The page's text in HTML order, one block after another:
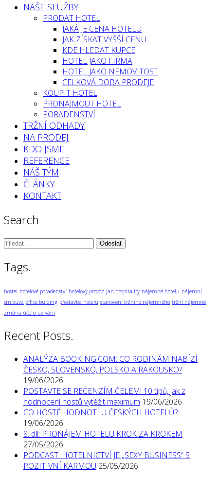
NAŠE SLUŽBY
PRODAT HOTEL
JAKÁ JE CENA HOTELU
JAK ZÍSKAT VYŠŠÍ CENU
KDE HLEDAT KUPCE
HOTEL JAKO FIRMA
HOTEL JAKO NEMOVITOST
CELKOVÁ DOBA PRODEJE
KOUPIT HOTEL
PRONAJMOUT HOTEL
PORADENSTVÍ
TRŽNÍ ODHADY
NA PRODEJ
KDO JSME
REFERENCE
NÁŠ TÝM
ČLÁNKY
KONTAKT
Search
Vyhledávání:
Tags.
hostel hotelové poradenství hotelový provoz jan hospitality nájemné hotelu nájemní
smlouva office bulding přestavba hotelu stanovení tržního nájemného tržní nájemné
změna účelu užívání
Recent Posts.
ANALÝZA BOOKING.COM: CO RODINÁM NABÍZÍ
ČESKO, SLOVENSKO, POLSKO A RAKOUSKO?
19/06/2026
POSTAVTE SE RECENZÍM ČELEM! 10 tipů, jak z
hodnocení hostů vytěžit maximum 19/06/2026
CO HOSTÉ HODNOTÍ U ČESKÝCH HOTELŮ?
19/06/2026
8. díl: PRONÁJEM HOTELU KROK ZA KROKEM
27/05/2026
PODCAST: HOTELNICTVÍ JE „SEXY BUSINESS“ S
POZITIVNÍ KARMOU 25/05/2026